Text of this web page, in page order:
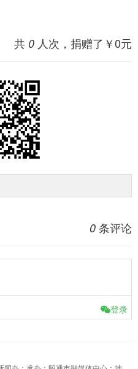
共 0 人次，捐赠了￥0元
0 条评论
登录